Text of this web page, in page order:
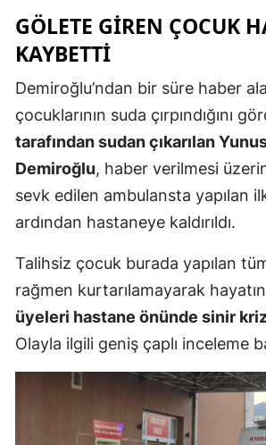
GÖLETE GIREN ÇOCUK
KAYBETTI
Demiroğlu’ndan bir süre haber
çocuklarının suda çırpındığını
tarafından sudan çıkarılan
Demiroğlu, haber verilmesi
sevk edilen ambulansta yapılan
ardından hastaneye kaldırıldı.
Talihsiz çocuk burada yapılan
rağmen kurtarılamayarak
üyeleri hastane önünde sinir
Olayla ilgili geniş çaplı inceleme